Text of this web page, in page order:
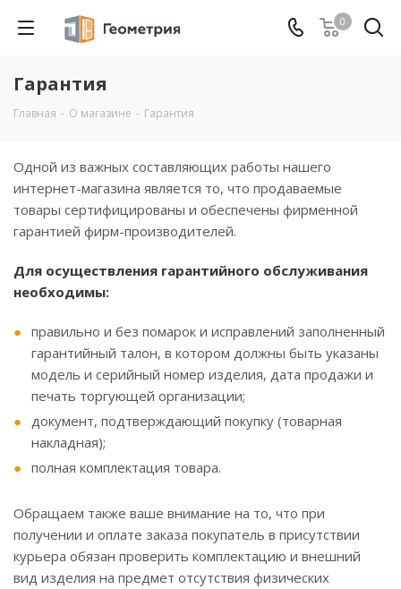
0
Гарантия
Главная - О магазине - Гарантия
Одной из важных составляющих работы нашего
интернет-магазина является то, что продаваемые
товары сертифицированы и обеспечены фирменной
гарантией фирм-производителей.
Для осуществления гарантийного обслуживания
необходимы:
правильно и без помарок и исправлений заполненный
гарантийный талон, в котором должны быть указаны
модель и серийный номер изделия, дата продажи и
печать торгующей организации;
документ, подтверждающий покупку (товарная
накладная);
полная комплектация товара.
Обращаем также ваше внимание на то, что при
получении и оплате заказа покупатель в присутствии
курьера обязан проверить комплектацию и внешний
вид изделия на предмет отсутствия физических